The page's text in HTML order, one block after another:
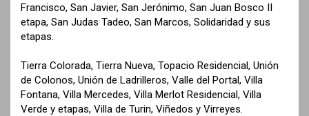
Francisco, San Javier, San Jerónimo, San Juan Bosco II
etapa, San Judas Tadeo, San Marcos, Solidaridad y sus
etapas.
Tierra Colorada, Tierra Nueva, Topacio Residencial, Unión
de Colonos, Unión de Ladrilleros, Valle del Portal, Villa
Fontana, Villa Mercedes, Villa Merlot Residencial, Villa
Verde y etapas, Villa de Turin, Viñedos y Virreyes.